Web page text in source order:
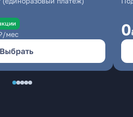
мес
Выбрать
0